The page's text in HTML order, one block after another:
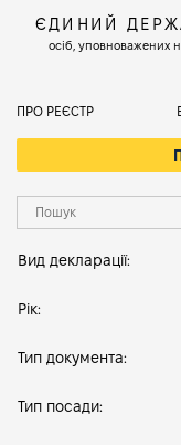
ЄДИНИЙ
осіб, уповноважених
ПРО РЕЄСТР
Вид декларації:
Рік:
Тип документа:
Тип посади: